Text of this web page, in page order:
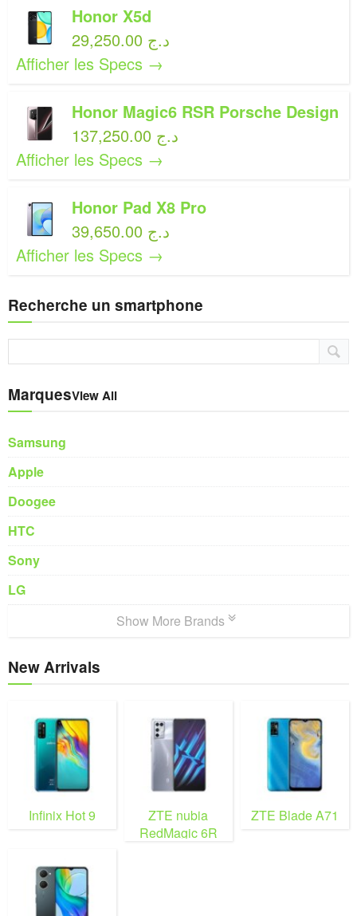
Honor X5d
29,250.00 د.ج
Afficher les Specs →
Honor Magic6 RSR Porsche Design
137,250.00 د.ج
Afficher les Specs →
Honor Pad X8 Pro
39,650.00 د.ج
Afficher les Specs →
Recherche un smartphone
MarquesView All
Samsung
Apple
Doogee
HTC
Sony
LG
Show More Brands
New Arrivals
Infinix Hot 9
ZTE nubia
RedMagic 6R
ZTE Blade A71